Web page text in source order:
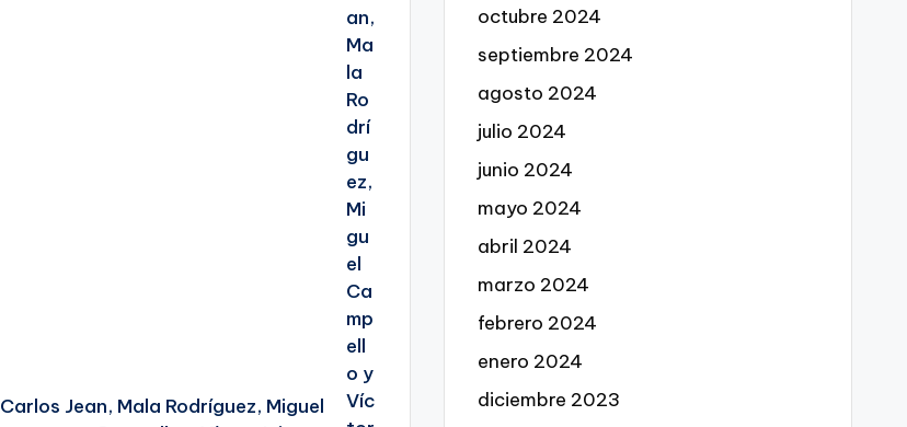
Carlos Jean, Mala Rodríguez, Miguel
octubre 2024
septiembre 2024
agosto 2024
julio 2024
junio 2024
mayo 2024
abril 2024
marzo 2024
febrero 2024
enero 2024
diciembre 2023